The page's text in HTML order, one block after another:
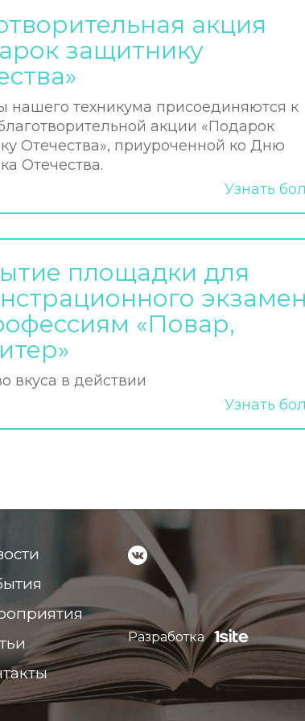
акция
защитнику
нашего техникума присоединяются к
акции «Подарок
Отечества», приуроченной ко Дню
Отечества.
Узнать
площадки для
«Повар,
вкуса в действии
Узнать
Разработка